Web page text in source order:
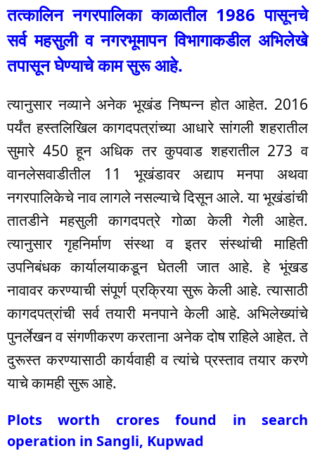
तत्कालिन नगरपालिका काळातील 1986 पासूनचे
सर्व महसुली व नगरभूमापन विभागाकडील अभिलेखे
तपासून घेण्याचे काम सुरू आहे.
त्यानुसार नव्याने अनेक भूखंड निष्पन्न होत आहेत. 2016
पर्यंत हस्तलिखिल कागदपत्रांच्या आधारे सांगली शहरातील
सुमारे 450 हून अधिक तर कुपवाड शहरातील 273 व
वानलेसवाडीतील 11 भूखंडावर अद्याप मनपा अथवा
नगरपालिकेचे नाव लागले नसल्याचे दिसून आले. या भूखंडांची
तातडीने महसुली कागदपत्रे गोळा केली गेली आहेत.
त्यानुसार गृहनिर्माण संस्था व इतर संस्थांची माहिती
उपनिबंधक कार्यालयाकडून घेतली जात आहे. हे भूंखड
नावावर करण्याची संपूर्ण प्रक्रिया सुरू केली आहे. त्यासाठी
कागदपत्रांची सर्व तयारी मनपाने केली आहे. अभिलेख्यांचे
पुनर्लेखन व संगणीकरण करताना अनेक दोष राहिले आहेत. ते
दुरूस्त करण्यासाठी कार्यवाही व त्यांचे प्रस्ताव तयार करणे
याचे कामही सुरू आहे.
Plots worth crores found in search
operation in Sangli, Kupwad